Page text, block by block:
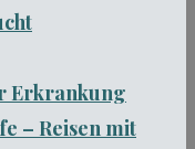
Erkrankung
– Reisen mit